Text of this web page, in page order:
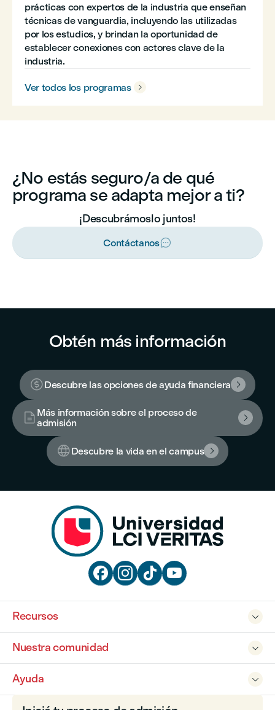
prácticas con expertos de la industria que enseñan
técnicas de vanguardia, incluyendo las utilizadas
por los estudios, y brindan la oportunidad de
establecer conexiones con actores clave de la
industria.
Ver todos los programas 
¿No estás seguro/a de qué
programa se adapta mejor a ti?
¡Descubrámoslo juntos!
Contáctanos
Obtén más información
Descubre las opciones de ayuda financiera 
 Más información sobre el proceso de
admisión

Descubre la vida en el campus 
   

Recursos

Nuestra comunidad

Ayuda